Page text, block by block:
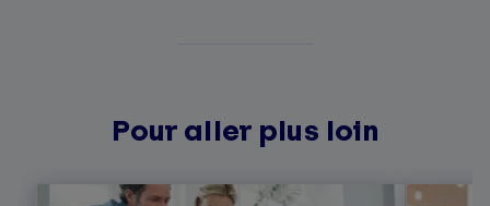
Pour aller plus loin